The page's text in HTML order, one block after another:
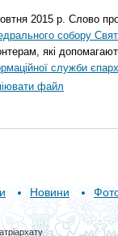
2015 р. Слово
собору
які
служби
файл
Новини